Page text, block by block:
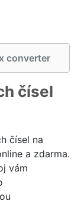
converter
čísel
čísel na
a zdarma.
vám